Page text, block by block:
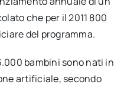
che per il 2011 800
del programma.
bambini sono nati in
artificiale, secondo